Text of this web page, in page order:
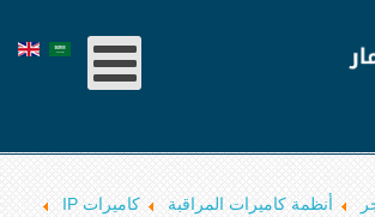
أنظمة كاميرات المراقبة
كاميرات IP